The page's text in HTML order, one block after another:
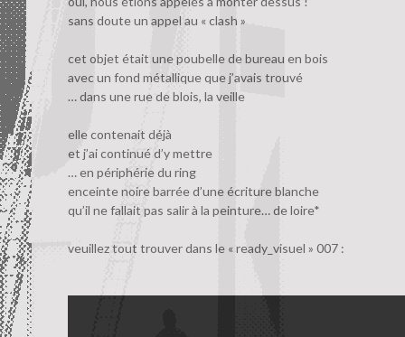
sans doute un appel au « clash »
cet objet était une poubelle de bureau en bois
avec un fond métallique que j’avais trouvé
… dans une rue de blois, la veille
elle contenait déjà
et j’ai continué d’y mettre
… en périphérie du ring
enceinte noire barrée d’une écriture blanche
qu’il ne fallait pas salir à la peinture… de loire*
veuillez tout trouver dans le « ready_visuel » 007 :